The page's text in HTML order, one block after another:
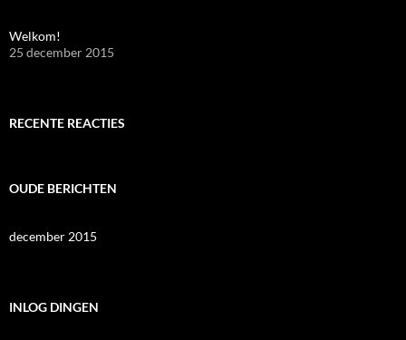
Welkom!
25 december 2015
RECENTE REACTIES
OUDE BERICHTEN
december 2015
INLOG DINGEN